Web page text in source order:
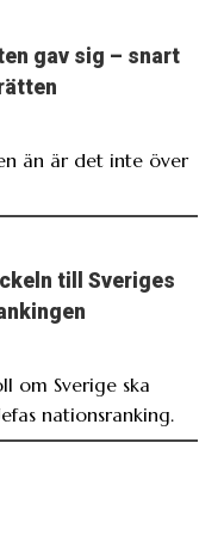
gav sig – snart
än är det inte över
till Sveriges
om Sverige ska
nationsranking.